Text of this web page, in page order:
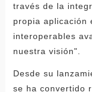
través de la
propia aplicación
interoperables
nuestra visión".
Desde su
se ha convertido